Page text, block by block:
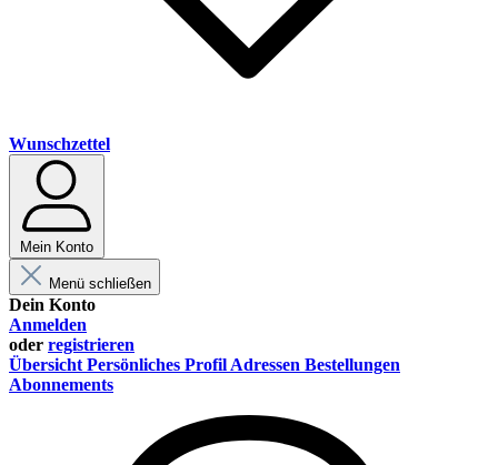
Wunschzettel
Mein Konto
Menü schließen
Dein Konto
Anmelden
oder registrieren
Übersicht Persönliches Profil Adressen Bestellungen
Abonnements